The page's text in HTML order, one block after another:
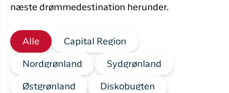
næste drømmedestination herunder.
Alle Capital Region
Nordgrønland Sydgrønland
Østgrønland Diskobugten